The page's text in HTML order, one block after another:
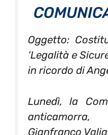
Oggetto:
‘Legalità e
in ricordo di
Lunedì, la
Gianfranco